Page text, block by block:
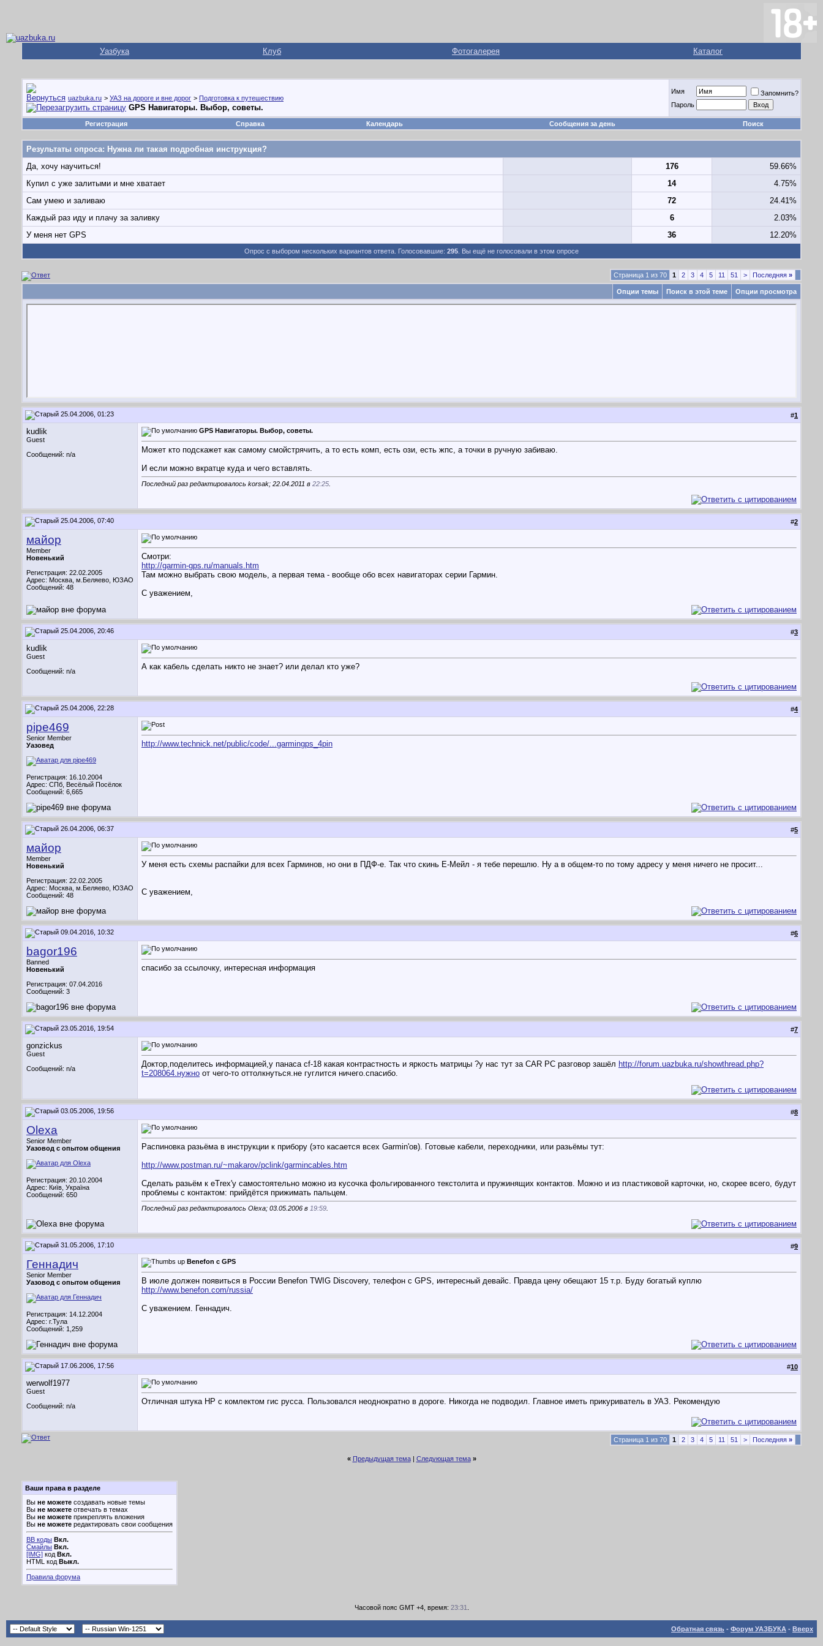
Уазбука Клуб Фотогалерея Каталог
uazbuka.ru > УАЗ на дороге и вне дорог > Подготовка к путешествию
GPS Навигаторы. Выбор, советы.
Имя
Запомнить?
Пароль
Регистрация Справка Календарь Сообщения за день Поиск
Результаты опроса: Нужна ли такая подробная инструкция?
Да, хочу научиться!
176
59.66%
Купил с уже залитыми и мне хватает
14
4.75%
Сам умею и заливаю
72
24.41%
Каждый раз иду и плачу за заливку
6
2.03%
У меня нет GPS
36 12.20%
Опрос с выбором нескольких вариантов ответа. Голосовавшие: 295 . Вы ещё не голосовали в этом опросе
Страница 1 из 70 1 2 3 4 5 11 51 > Последняя »
Опции темы Поиск в этой теме Опции просмотра
25.04.2006, 01:23 #1
kudlik
Guest
Сообщений: n/a
GPS Навигаторы. Выбор, советы.
Может кто подскажет как самому смойстрячить, а то есть комп, есть ози, есть жпс, а точки в ручную забиваю.
И если можно вкратце куда и чего вставлять.
Последний раз редактировалось korsak; 22.04.2011 в 22:25
25.04.2006, 07:40 #2
майор
Member
Новенький
Регистрация: 22.02.2005
Адрес: Москва, м.Беляево, ЮЗАО
Сообщений: 48
Смотри:
http://garmin-gps.ru/manuals.htm
Там можно выбрать свою модель, а первая тема - вообще обо всех навигаторах серии Гармин.
С уважением,
25.04.2006, 20:46 #3
kudlik
Guest
Сообщений: n/a
А как кабель сделать никто не знает? или делал кто уже?
25.04.2006, 22:28 #4
pipe469
Senior Member
Уазовед
Регистрация: 16.10.2004
Адрес: СПб, Весёлый Посёлок
Сообщений: 6,665
http://www.technick.net/public/code/...garmingps_4pin
26.04.2006, 06:37 #5
майор
Member
Новенький
Регистрация: 22.02.2005
Адрес: Москва, м.Беляево, ЮЗАО
Сообщений: 48
У меня есть схемы распайки для всех Гарминов, но они в ПДФ-е. Так что скинь Е-Мейл - я тебе перешлю. Ну а в общем-то по тому адресу у меня ничего не просит...
С уважением,
09.04.2016, 10:32 #6
bagor196
Banned
Новенький
Регистрация: 07.04.2016
Сообщений: 3
спасибо за ссылочку, интересная информация
23.05.2016, 19:54 #7
gonzickus
Guest
Сообщений: n/a
Доктор,поделитесь информацией,у панаса cf-18 какая контрастность и яркость матрицы ?у нас тут за CAR PC разговор зашёл http://forum.uazbuka.ru/showthread.php?
t=208064.нужно от чего-то оттолкнуться.не гуглится ничего.спасибо.
03.05.2006, 19:56 #8
Olexa
Senior Member
Уазовод с опытом общения
Регистрация: 20.10.2004
Адрес: Київ, Україна
Сообщений: 650
Распиновка разьёма в инструкции к прибору (это касается всех Garmin'ов). Готовые кабели, переходники, или разьёмы тут:
http://www.postman.ru/~makarov/pclink/garmincables.htm
Сделать разьём к eTrex'у самостоятельно можно из кусочка фольгированного текстолита и пружинящих контактов. Можно и из пластиковой карточки, но, скорее всего, будут
проблемы с контактом: прийдётся прижимать пальцем.
Последний раз редактировалось Olexa; 03.05.2006 в 19:59
31.05.2006, 17:10 #9
Геннадич
Senior Member
Уазовод с опытом общения
Регистрация: 14.12.2004
Адрес: г.Тула
Сообщений: 1,259
Benefon с GPS
В июле должен появиться в России Benefon TWIG Discovery, телефон с GPS, интересный девайс. Правда цену обещают 15 т.р. Буду богатый куплю
http://www.benefon.com/russia/
С уважением. Геннадич.
17.06.2006, 17:56 #10
werwolf1977
Guest
Сообщений: n/a
Отличная штука НР с комлектом гис русса. Пользовался неоднократно в дороге. Никогда не подводил. Главное иметь прикуриватель в УАЗ. Рекомендую
Страница 1 из 70 1 2 3 4 5 11 51 > Последняя »
« Предыдущая тема| Следующая тема »
Ваши права в разделе
Вы не можете создавать новые темы
Вы не можете отвечать в темах
Вы не можете прикреплять вложения
Вы не можете редактировать свои сообщения
BB коды Вкл.
Смайлы Вкл.
[IMG] код Вкл.
HTML код Выкл.
Правила форума
Часовой пояс GMT +4, время: 23:31
Обратная связь - Форум УАЗБУКА - Вверх